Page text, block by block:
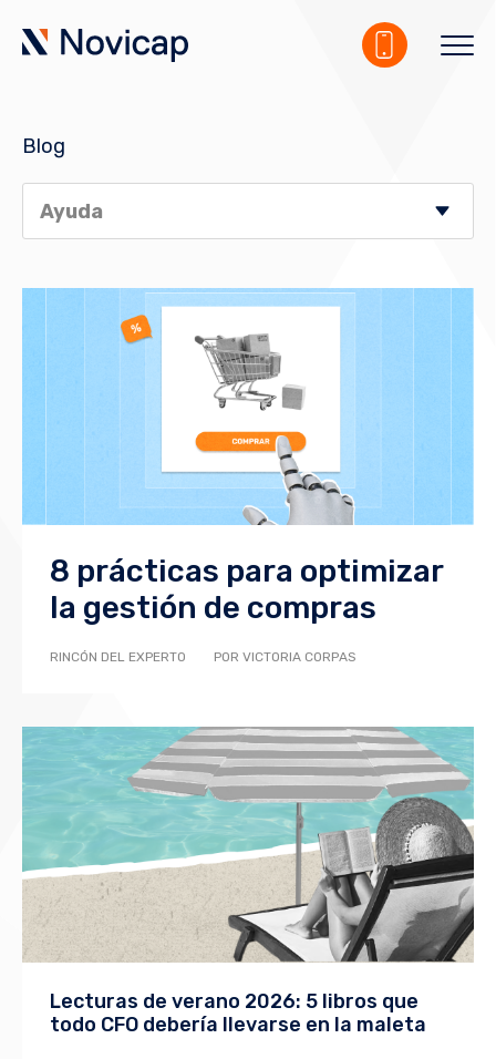
Blog
Ayuda
8 prácticas para optimizar
la gestión de compras
RINCÓN DEL EXPERTO POR VICTORIA CORPAS
Lecturas de verano 2026: 5 libros que
todo CFO debería llevarse en la maleta